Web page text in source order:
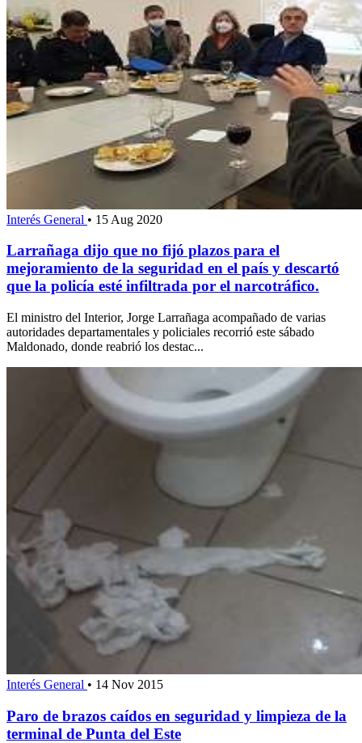
Interés General • 15 Aug 2020
Larrañaga dijo que no fijó plazos para el
mejoramiento de la seguridad en el país y descartó
que la policía esté infiltrada por el narcotráfico.
El ministro del Interior, Jorge Larrañaga acompañado de varias
autoridades departamentales y policiales recorrió este sábado
Maldonado, donde reabrió los destac...
Interés General • 14 Nov 2015
Paro de brazos caídos en seguridad y limpieza de la
terminal de Punta del Este